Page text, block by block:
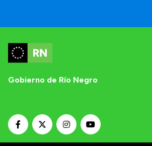
Gobierno de Río Negro